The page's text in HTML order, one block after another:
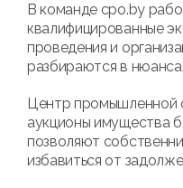
В команде cpo.by
квалифицированные
проведения и
разбираются в
Центр промышленной
аукционы имущества
позволяют
избавиться от